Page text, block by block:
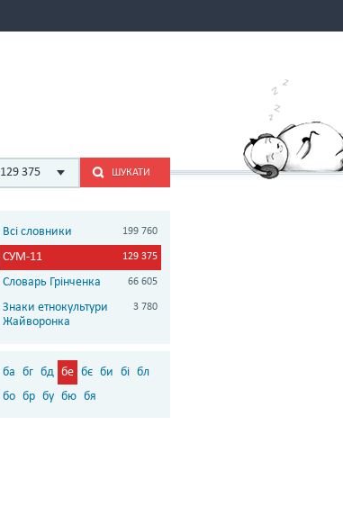
129 375 ШУКАТИ
Всі словники 199 760
СУМ-11 129 375
Словарь Грінченка 66 605
Знаки етнокультури
Жайворонка
3 780
ба бг бд бе бє би бі бл
бо бр бу бю бя